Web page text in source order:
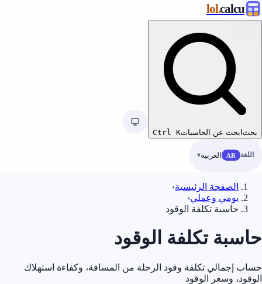
calcu
.lol
بحث ابحث عن الحاسبات Ctrl K
اللغة AR العربية
الصفحة الرئيسية›
يومي وعملي›
حاسبة تكلفة الوقود
حاسبة تكلفة الوقود
حساب إجمالي تكلفة وقود الرحلة من المسافة، وكفاءة استهلاك
الوقود، وسعر الوقود